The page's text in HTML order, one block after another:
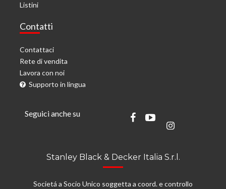
Listini
Contatti
Contattaci
Rete di vendita
Lavora con noi
Supporto in lingua
Seguici anche su
Stanley Black & Decker Italia S.r.l.
Societá a Socio Unico soggetta a coord. e controllo